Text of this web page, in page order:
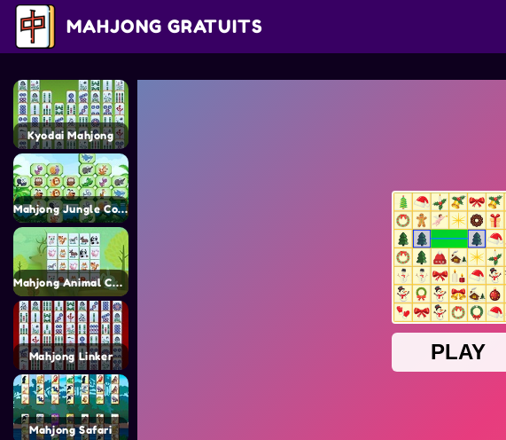
MAHJONG GRATUITS
Kyodai Mahjong
Mahjong Jungle Connect
Mahjong Animal Connect 2
Mahjong Linker
Mahjong Safari